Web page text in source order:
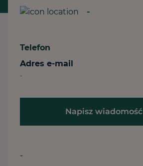
-
Telefon
Adres e-mail
-
Napisz wiadomość
-